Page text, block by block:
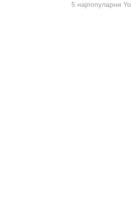
5 најпопуларни